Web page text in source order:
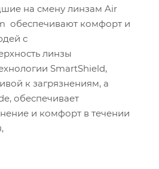
на смену линзам Air
обеспечивают комфорт и
с
линзы
SmartShield,
к загрязнениям, а
обеспечивает
и комфорт в течении